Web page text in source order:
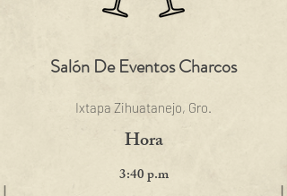
Salón De Eventos Charcos
Ixtapa Zihuatanejo, Gro.
Hora
3:40 p.m